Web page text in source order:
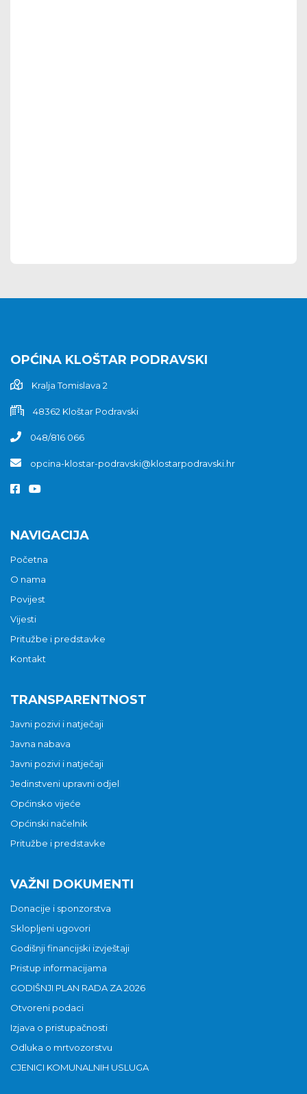
OPĆINA KLOŠTAR PODRAVSKI
Kralja Tomislava 2
48362 Kloštar Podravski
048/816 066
opcina-klostar-podravski@klostarpodravski.hr
NAVIGACIJA
Početna
O nama
Povijest
Vijesti
Pritužbe i predstavke
Kontakt
TRANSPARENTNOST
Javni pozivi i natječaji
Javna nabava
Javni pozivi i natječaji
Jedinstveni upravni odjel
Općinsko vijeće
Općinski načelnik
Pritužbe i predstavke
VAŽNI DOKUMENTI
Donacije i sponzorstva
Sklopljeni ugovori
Godišnji financijski izvještaji
Pristup informacijama
GODIŠNJI PLAN RADA ZA 2026
Otvoreni podaci
Izjava o pristupačnosti
Odluka o mrtvozorstvu
CJENICI KOMUNALNIH USLUGA